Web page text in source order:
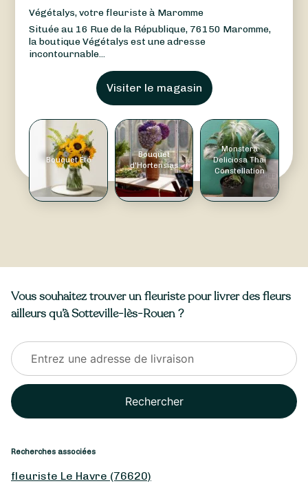
Végétalys, votre fleuriste à Maromme
Située au 16 Rue de la République, 76150 Maromme,
la boutique Végétalys est une adresse
incontournable...
Visiter le magasin
Bouquet Été
Bouquet
d'Hortensias
Monstera
Deliciosa Thaï
Constellation
Vous souhaitez trouver un fleuriste pour livrer des fleurs
ailleurs qu’à Sotteville-lès-Rouen ?
Rechercher
Recherches associées
fleuriste Le Havre (76620)